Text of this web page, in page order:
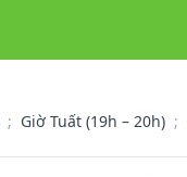
; Giờ Tuất (19h – 20h) ;